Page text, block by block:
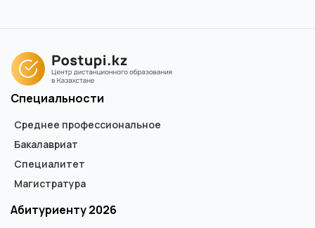
Специальности
Среднее профессиональное
Бакалавриат
Специалитет
Магистратура
Абитуриенту 2026